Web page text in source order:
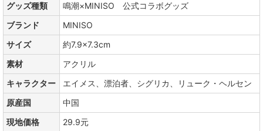
グッズ種類
鳴潮×MINISO 公式コラボグッズ
ブランド
MINISO
サイズ
約7.9×7.3cm
素材
アクリル
キャラクター
エイメス、漂泊者、シグリカ、リューク・ヘルセン
原産国
中国
現地価格
29.9元